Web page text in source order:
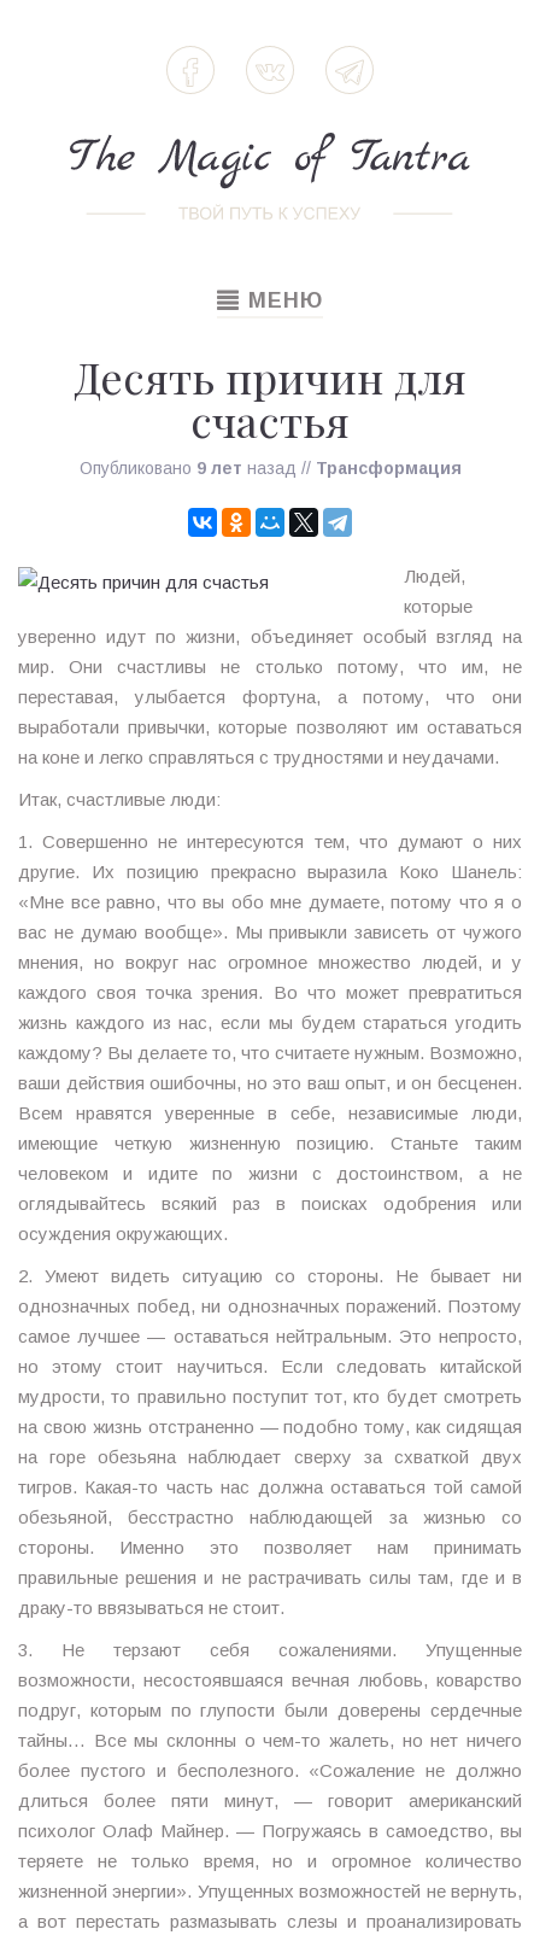
TOGGLE
МЕНЮ
Десять причин для
счастья
Опубликовано 9 лет назад // Трансформация
Людей,
которые
уверенно идут по жизни, объединяет особый взгляд на
мир. Они счастливы не столько потому, что им, не
переставая, улыбается фортуна, а потому, что они
выработали привычки, которые позволяют им оставаться
на коне и легко справляться с трудностями и неудачами.
Итак, счастливые люди:
1. Совершенно не интересуются тем, что думают о них
другие. Их позицию прекрасно выразила Коко Шанель:
«Мне все равно, что вы обо мне думаете, потому что я о
вас не думаю вообще». Мы привыкли зависеть от чужого
мнения, но вокруг нас огромное множество людей, и у
каждого своя точка зрения. Во что может превратиться
жизнь каждого из нас, если мы будем стараться угодить
каждому? Вы делаете то, что считаете нужным. Возможно,
ваши действия ошибочны, но это ваш опыт, и он бесценен.
Всем нравятся уверенные в себе, независимые люди,
имеющие четкую жизненную позицию. Станьте таким
человеком и идите по жизни с достоинством, а не
оглядывайтесь всякий раз в поисках одобрения или
осуждения окружающих.
2. Умеют видеть ситуацию со стороны. Не бывает ни
однозначных побед, ни однозначных поражений. Поэтому
самое лучшее — оставаться нейтральным. Это непросто,
но этому стоит научиться. Если следовать китайской
мудрости, то правильно поступит тот, кто будет смотреть
на свою жизнь отстраненно — подобно тому, как сидящая
на горе обезьяна наблюдает сверху за схваткой двух
тигров. Какая-то часть нас должна оставаться той самой
обезьяной, бесстрастно наблюдающей за жизнью со
стороны. Именно это позволяет нам принимать
правильные решения и не растрачивать силы там, где и в
драку-то ввязываться не стоит.
3. Не терзают себя сожалениями. Упущенные
возможности, несостоявшаяся вечная любовь, коварство
подруг, которым по глупости были доверены сердечные
тайны… Все мы склонны о чем-то жалеть, но нет ничего
более пустого и бесполезного. «Сожаление не должно
длиться более пяти минут, — говорит американский
психолог Олаф Майнер. — Погружаясь в самоедство, вы
теряете не только время, но и огромное количество
жизненной энергии». Упущенных возможностей не вернуть,
а вот перестать размазывать слезы и проанализировать